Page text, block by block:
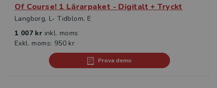
Of Course! 1 Lärarpaket - Digitalt + Tryckt
Langborg, L- Tidblom, E
1 007 kr inkl. moms
Exkl. moms: 950 kr
Prova demo